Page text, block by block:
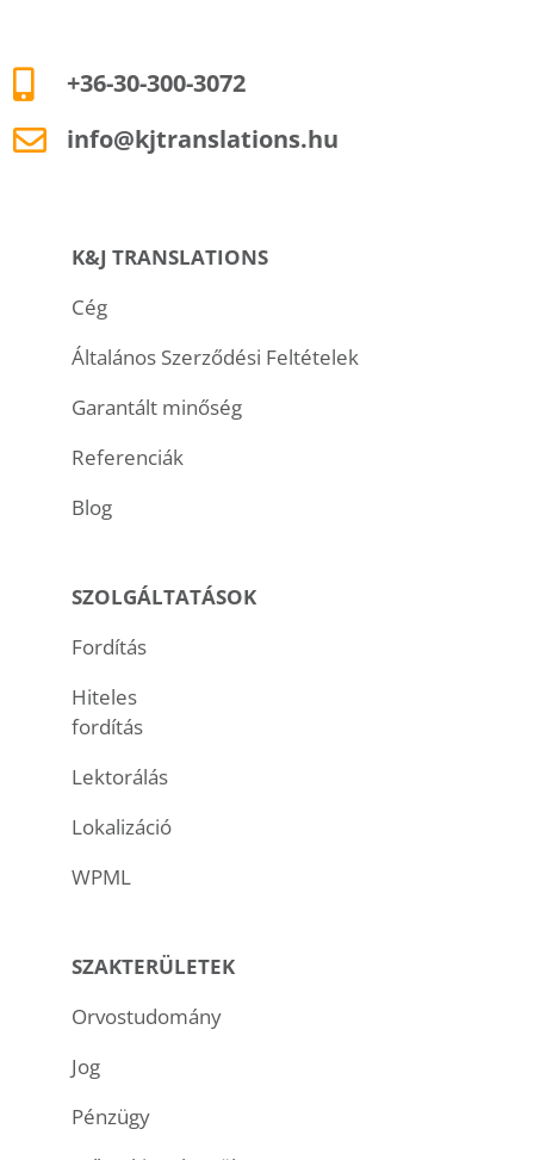
+36-30-300-3072
info@kjtranslations.hu
K&J TRANSLATIONS
Cég
Általános Szerződési Feltételek
Garantált minőség
Referenciák
Blog
SZOLGÁLTATÁSOK
Fordítás
Hiteles
fordítás
Lektorálás
Lokalizáció
WPML
SZAKTERÜLETEK
Orvostudomány
Jog
Pénzügy